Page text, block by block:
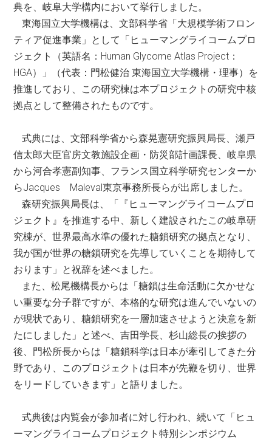
典を、岐阜大学構内において挙行しました。
東海国立大学機構は、文部科学省「大規模学術フロン
ティア促進事業」として「ヒューマングライコームプロ
ジェクト（英語名：Human Glycome Atlas Project：
HGA）」（代表：門松健治 東海国立大学機構・理事）を
推進しており、この研究棟は本プロジェクトの研究中核
拠点として整備されたものです。
式典には、文部科学省から森晃憲研究振興局長、瀬戸
信太郎大臣官房文教施設企画・防災部計画課長、岐阜県
から河合孝憲副知事、フランス国立科学研究センターか
らJacques Maleval東京事務所長らが出席しました。
森研究振興局長は、「『ヒューマングライコームプロ
ジェクト』を推進する中、新しく建設されたこの岐阜研
究棟が、世界最高水準の優れた糖鎖研究の拠点となり、
我が国が世界の糖鎖研究を先導していくことを期待して
おります」と祝辞を述べました。
また、松尾機構長からは「糖鎖は生命活動に欠かせな
い重要な分子群ですが、本格的な研究は進んでいないの
が現状であり、糖鎖研究を一層加速させようと決意を新
たにしました」と述べ、吉田学長、杉山総長の挨拶の
後、門松所長からは「糖鎖科学は日本が牽引してきた分
野であり、このプロジェクトは日本が先鞭を切り、世界
をリードしていきます」と語りました。
式典後は内覧会が参加者に対し行われ、続いて「ヒュ
ーマングライコームプロジェクト特別シンポジウム